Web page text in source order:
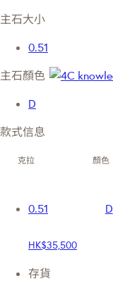
主石大小
0.51
主石顏色
D
款式信息
克拉 顏色
0.51 D
HK$35,500
存貨